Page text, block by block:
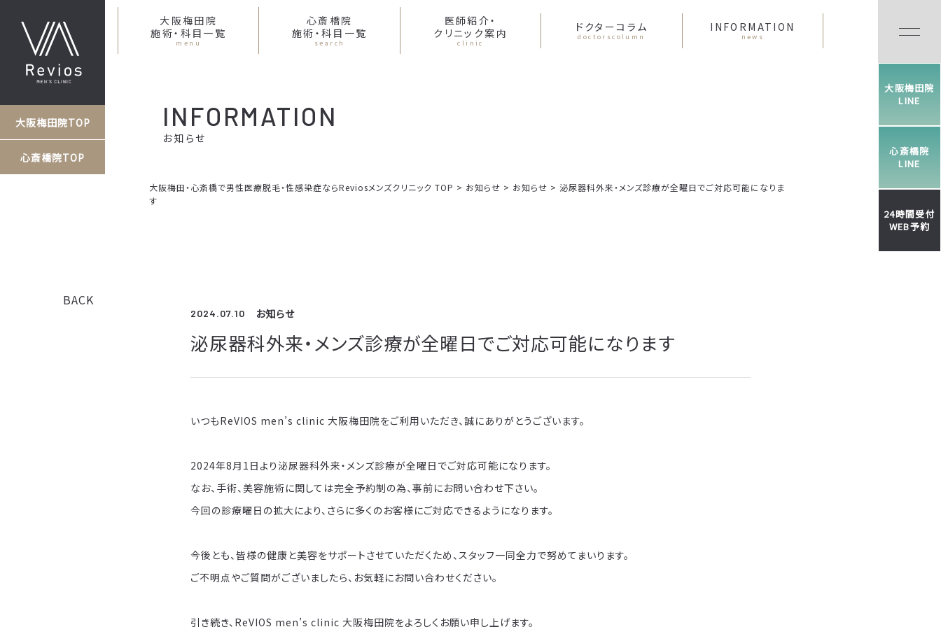
大阪梅田院
施術・科目一覧
menu
心斎橋院
施術・科目一覧
search
医師紹介・
クリニック案内
clinic
ドクターコラム
doctorscolumn
INFORMATION
news
大阪梅田院TOP
心斎橋院TOP
大阪梅田院
LINE
心斎橋院
LINE
24時間受付
WEB予約
INFORMATION
お知らせ
大阪梅田・心斎橋で男性医療脱毛・性感染症ならReviosメンズクリニック TOP > お知らせ > お知らせ > 泌尿器科外来・メンズ診療が全曜日でご対応可能になりま
す
BACK
2024.07.10 お知らせ
泌尿器科外来・メンズ診療が全曜日でご対応可能になります
いつもReVIOS men’s clinic 大阪梅田院をご利用いただき、誠にありがとうございます。
2024年8月1日より泌尿器科外来・メンズ診療が全曜日でご対応可能になります。
なお、手術、美容施術に関しては完全予約制の為、事前にお問い合わせ下さい。
今回の診療曜日の拡大により、さらに多くのお客様にご対応できるようになります。
今後とも、皆様の健康と美容をサポートさせていただくため、スタッフ一同全力で努めてまいります。
ご不明点やご質問がございましたら、お気軽にお問い合わせください。
引き続き、ReVIOS men’s clinic 大阪梅田院をよろしくお願い申し上げます。